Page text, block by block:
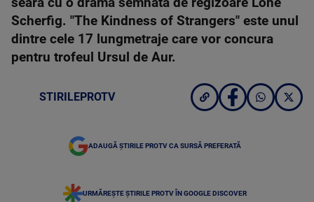
Scherfig. "The Kindness of Strangers" este unul
dintre cele 17 lungmetraje care vor concura
pentru trofeul Ursul de Aur.
STIRILEPROTV
ADAUGĂ ȘTIRILE PROTV CA SURSĂ PREFERATĂ
URMĂREȘTE ȘTIRILE PROTV ÎN GOOGLE DISCOVER